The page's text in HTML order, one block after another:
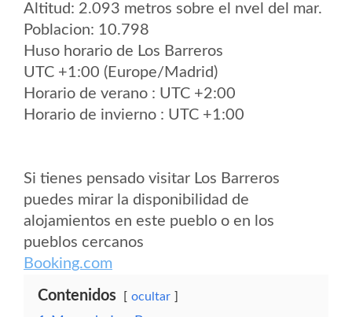
Altitud: 2.093 metros sobre el nvel del mar.
Poblacion: 10.798
Huso horario de Los Barreros
UTC +1:00 (Europe/Madrid)
Horario de verano : UTC +2:00
Horario de invierno : UTC +1:00
Si tienes pensado visitar Los Barreros
puedes mirar la disponibilidad de
alojamientos en este pueblo o en los
pueblos cercanos
Booking.com
Contenidos ocultar